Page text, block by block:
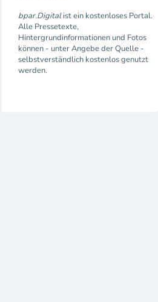
bpar.Digitalist ein kostenloses Portal.
Alle Pressetexte,
Hintergrundinformationen und Fotos
können - unter Angebe der Quelle -
selbstverständlich kostenlos genutzt
werden.